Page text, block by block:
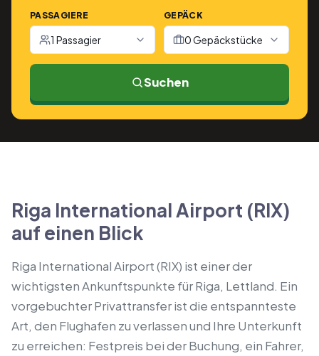
PASSAGIERE
1 Passagier
GEPÄCK
0 Gepäckstücke
Suchen
Riga International Airport (RIX)
auf einen Blick
Riga International Airport (RIX) ist einer der
wichtigsten Ankunftspunkte für Riga, Lettland. Ein
vorgebuchter Privattransfer ist die entspannteste
Art, den Flughafen zu verlassen und Ihre Unterkunft
zu erreichen: Festpreis bei der Buchung, ein Fahrer,